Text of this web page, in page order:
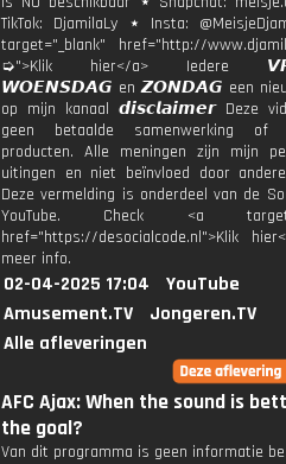
TikTok: DjamilaLy ⋆ Insta:
target="_blank" href="http://
➭">Klik hier</a> Iedere
𝙒𝙊𝙀𝙉𝙎𝘿𝘼𝙂 en 𝙕𝙊𝙉𝘿𝘼𝙂 een
op mijn kanaal 𝙙𝙞𝙨𝙘𝙡𝙖𝙞𝙢𝙚𝙧 Deze
geen betaalde samenwerking of
producten. Alle meningen zijn mijn
uitingen en niet beïnvloed door
Deze vermelding is onderdeel van de
YouTube. Check <a
href="https://desocialcode.nl">Klik
meer info.
02-04-2025 17:04
YouTube
Amusement.TV
Jongeren.TV
Alle afleveringen
AFC Ajax: When the sound is
the goal?
Van dit programma is geen informatie